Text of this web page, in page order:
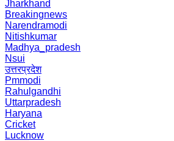
Jharkhand
Breakingnews
Narendramodi
Nitishkumar
Madhya_pradesh
Nsui
उत्तरप्रदेश
Pmmodi
Rahulgandhi
Uttarpradesh
Haryana
Cricket
Lucknow